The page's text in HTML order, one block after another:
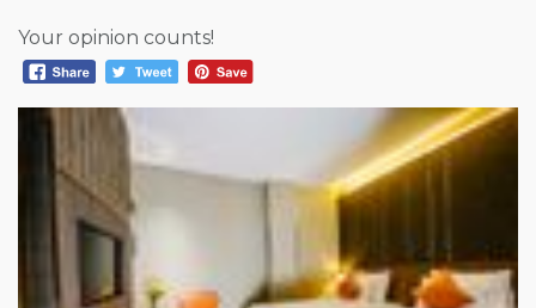
Your opinion counts!